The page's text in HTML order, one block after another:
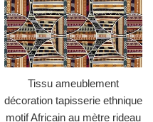
Tissu ameublement
décoration tapisserie ethnique
motif Africain au mètre rideau